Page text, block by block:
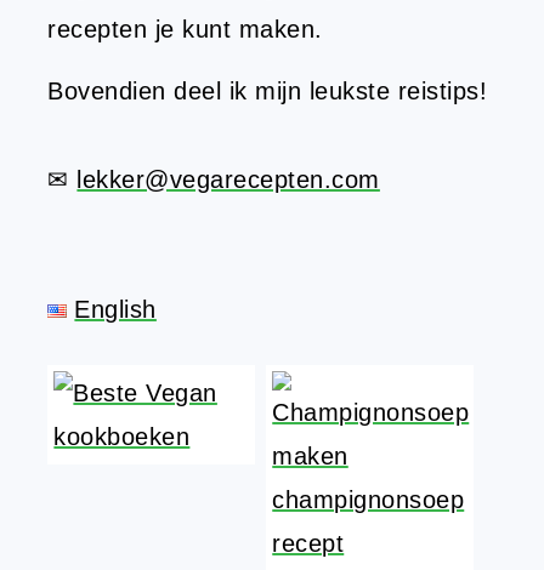
recepten je kunt maken.
Bovendien deel ik mijn leukste reistips!
✉ lekker@vegarecepten.com
English